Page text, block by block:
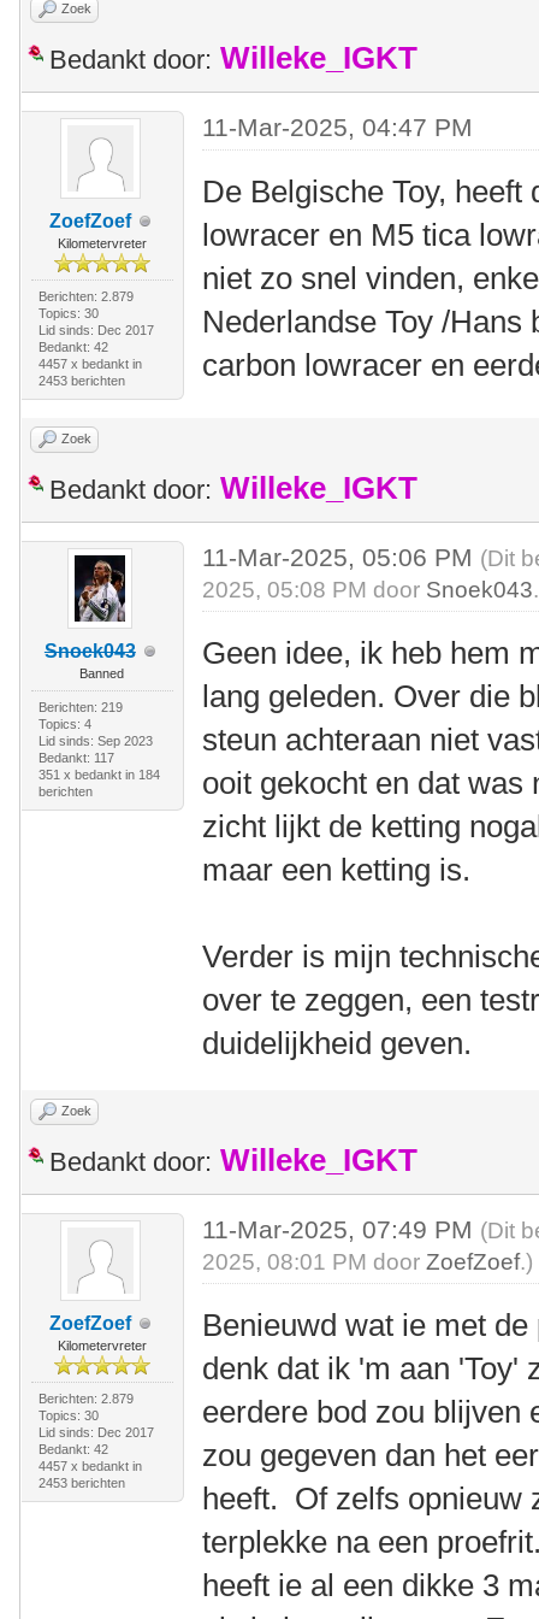
Zoek
Bedankt door: Willeke_IGKT
ZoefZoef
Kilometervreter
Berichten: 2.879
Topics: 30
Lid sinds: Dec 2017
Bedankt: 42
4457 x bedankt in
2453 berichten
11-Mar-2025, 04:47 PM
De Belgische Toy,
lowracer en M5 tica
niet zo snel vinden,
Nederlandse Toy /Hans
carbon lowracer en
Zoek
Bedankt door: Willeke_IGKT
Snoek043
Banned
Berichten: 219
Topics: 4
Lid sinds: Sep 2023
Bedankt: 117
351 x bedankt in 184
berichten
11-Mar-2025, 05:06 PM (Dit
2025, 05:08 PM door Snoek043
Geen idee, ik heb hem
lang geleden. Over die
steun achteraan niet
ooit gekocht en dat
zicht lijkt de ketting
maar een ketting is.
Verder is mijn
over te zeggen, een
duidelijkheid geven.
Zoek
Bedankt door: Willeke_IGKT
ZoefZoef
Kilometervreter
Berichten: 2.879
Topics: 30
Lid sinds: Dec 2017
Bedankt: 42
4457 x bedankt in
2453 berichten
11-Mar-2025, 07:49 PM (Dit
2025, 08:01 PM doorZoefZoef.)
Benieuwd wat ie met
denk dat ik 'm aan 'Toy'
eerdere bod zou blijven
zou gegeven dan het
heeft. Of zelfs opnieuw
terplekke na een
heeft ie al een dikke 3